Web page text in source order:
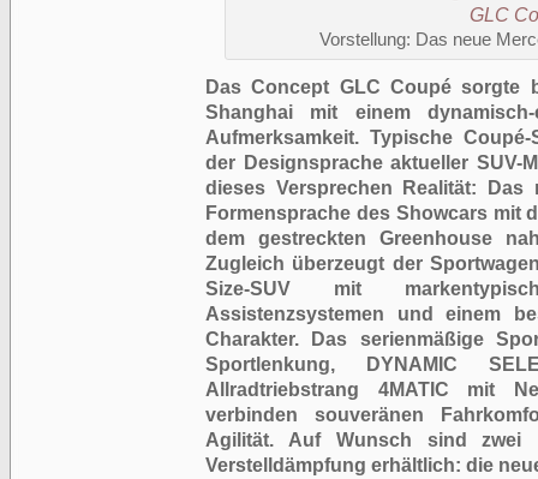
Vorstellung: Das neue
Das Concept GLC Coupé sorgte
Shanghai mit einem
Aufmerksamkeit. Typische
der Designsprache aktueller SUV-
dieses Versprechen Realität:
Formensprache des Showcars mit
dem gestreckten Greenhouse
Zugleich überzeugt der
Size-SUV mit
Assistenzsystemen und einem
Charakter. Das serienmäßige
Sportlenkung, DYNAMIC
Allradtriebstrang 4MATIC mit
verbinden souveränen
Agilität. Auf Wunsch sind zwei
Verstelldämpfung erhältlich: die